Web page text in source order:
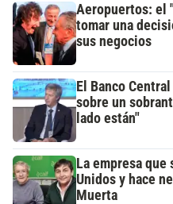
Aeropuertos: el
tomar una
sus negocios
El Banco
sobre un
lado están"
La empresa que
Unidos y hace
Muerta